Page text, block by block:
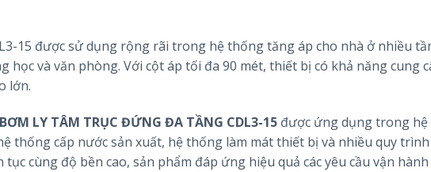
15 được sử dụng rộng rãi trong hệ thống tăng áp cho nhà ở nhiều
học và văn phòng. Với cột áp tối đa 90 mét, thiết bị có khả năng cung
lớn.
BƠM LY TÂM TRỤC ĐỨNG ĐA TẦNG CDL3-15 được ứng dụng trong
thống cấp nước sản xuất, hệ thống làm mát thiết bị và nhiều quy
cùng độ bền cao, sản phẩm đáp ứng hiệu quả các yêu cầu vận